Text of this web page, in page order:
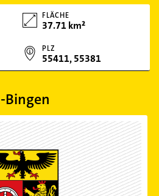
FLÄCHE
37.71 km²
PLZ
55411, 55381
Bingen